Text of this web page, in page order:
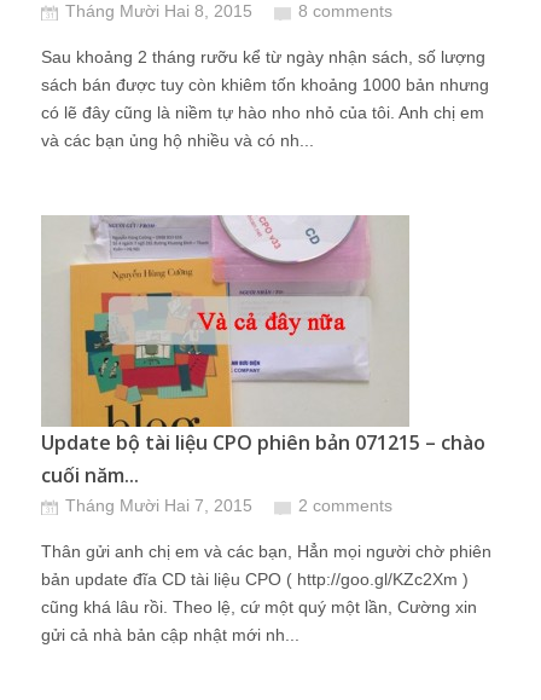
Tháng Mười Hai 8, 2015 8 comments
Sau khoảng 2 tháng rưỡu kể từ ngày nhận sách, số lượng
sách bán được tuy còn khiêm tốn khoảng 1000 bản nhưng
có lẽ đây cũng là niềm tự hào nho nhỏ của tôi. Anh chị em
và các bạn ủng hộ nhiều và có nh...
Update bộ tài liệu CPO phiên bản 071215 – chào
cuối năm...
Tháng Mười Hai 7, 2015 2 comments
Thân gửi anh chị em và các bạn, Hẳn mọi người chờ phiên
bản update đĩa CD tài liệu CPO ( http://goo.gl/KZc2Xm )
cũng khá lâu rồi. Theo lệ, cứ một quý một lần, Cường xin
gửi cả nhà bản cập nhật mới nh...